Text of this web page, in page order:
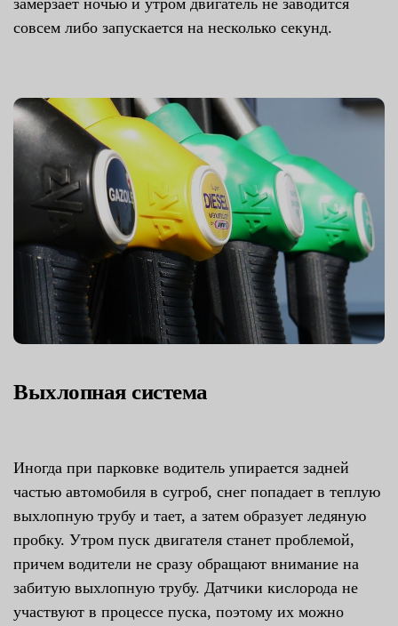
совсем либо запускается на несколько секунд.
Выхлопная система
Иногда при парковке водитель упирается задней
частью автомобиля в сугроб, снег попадает в теплую
выхлопную трубу и тает, а затем образует ледяную
пробку. Утром пуск двигателя станет проблемой,
причем водители не сразу обращают внимание на
забитую выхлопную трубу. Датчики кислорода не
участвуют в процессе пуска, поэтому их можно